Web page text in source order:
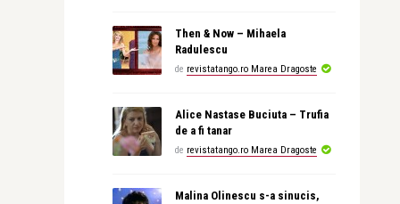
Then & Now – Mihaela
Radulescu
de revistatango.ro Marea Dragoste
Alice Nastase Buciuta – Trufia
de a fi tanar
de revistatango.ro Marea Dragoste
Malina Olinescu s-a sinucis,